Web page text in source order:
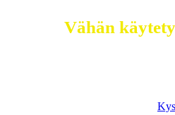
Vähän